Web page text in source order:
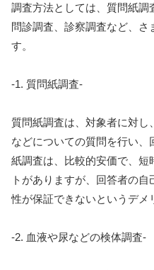
調査方法としては、質問紙調
問診調査、診察調査など、さ
す。
-1. 質問紙調査-
質問紙調査は、対象者に対
などについての質問を行い、
紙調査は、比較的安価で、短
トがありますが、回答者の
性が保証できないというデメ
-2. 血液や尿などの検体調査-